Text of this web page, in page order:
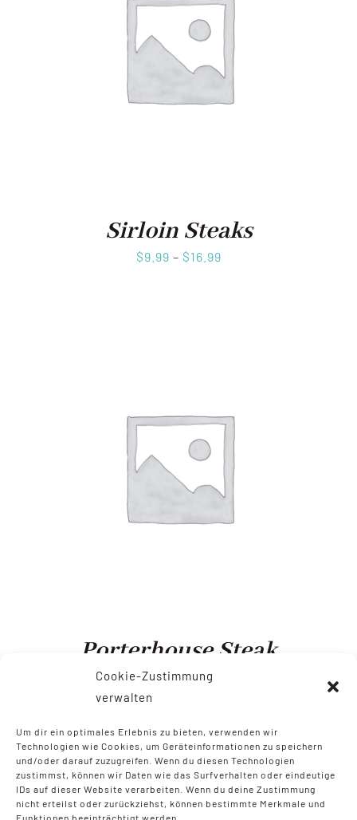
Cookie-Zustimmung
verwalten
Um dir ein optimales Erlebnis zu bieten, verwenden wir
Technologien wie Cookies, um Geräteinformationen zu speichern
und/oder darauf zuzugreifen. Wenn du diesen Technologien
zustimmst, können wir Daten wie das Surfverhalten oder eindeutige
IDs auf dieser Website verarbeiten. Wenn du deine Zustimmung
nicht erteilst oder zurückziehst, können bestimmte Merkmale und
Funktionen beeinträchtigt werden.
Sirloin Steaks
$9.99 – $16.99
Porterhouse Steak
$18.99–$34.99